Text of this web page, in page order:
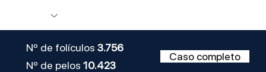
Nº de folículos 3.756
Nº de pelos 10.423
Caso completo